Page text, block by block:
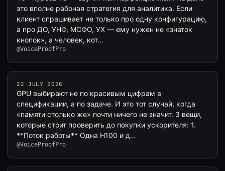
это вполне рабочая стратегия для аналитика. Если
клиент спрашивает не только про одну конфигурацию,
а про ДО, УНФ, МСФО, УХ — ему нужен не «знаток
кнопок», а человек, кот…
@VoiceProofPro
22 JULY 2026
GPU выбирают не по красивым цифрам в
спецификации, а по задаче. И это тот случай, когда
«памяти столько же» почти ничего не значит. 3 вещи,
которые стоит проверить до покупки ускорителя: 1.
**Поток работы** Одна H100 и д…
@VoiceProofPro